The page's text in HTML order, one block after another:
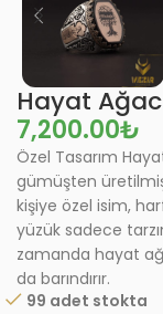
Hayat
₺
Özel Tasarım
gümüşten
kişiye özel isim,
yüzük sadece
zamanda hayat
da barındırır.
99 adet stokta